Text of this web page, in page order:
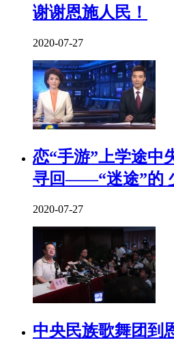
谢谢恩施人民！
2020-07-27
恋“手游”上学途中
寻回——“迷途”的
2020-07-27
中央民族歌舞团到